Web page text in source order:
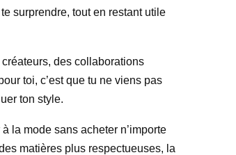
surprendre, tout en restant utile
des collaborations
toi, c’est que tu ne viens pas
ton style.
la mode sans acheter n’importe
matières plus respectueuses, la